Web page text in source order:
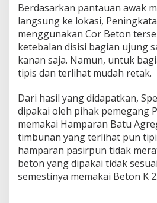
n
i
n
g
k
a
t
n
J
a
l
a
n
D
u
s
Berdasarkan pantauan awak
langsung ke lokasi,
menggunakan Cor Beton
ketebalan disisi bagian ujung
kanan saja. Namun, untuk
tipis dan terlihat mudah retak.
Dari hasil yang didapatkan,
dipakai oleh pihak pemegang
memakai Hamparan Batu
timbunan yang terlihat pun
hamparan pasirpun tidak
beton yang dipakai tidak
semestinya memakai Beton K